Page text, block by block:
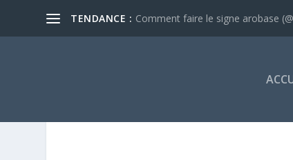
TENDANCE : Comment faire le signe arobase